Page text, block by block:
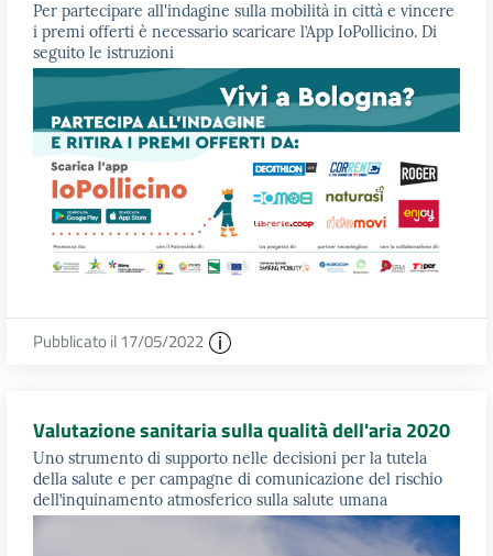
Per partecipare all'indagine sulla mobilità in città e vincere
i premi offerti è necessario scaricare l’App IoPollicino. Di
seguito le istruzioni
Pubblicato il 17/05/2022
Valutazione sanitaria sulla qualità dell'aria 2020
Uno strumento di supporto nelle decisioni per la tutela
della salute e per campagne di comunicazione del rischio
dell’inquinamento atmosferico sulla salute umana